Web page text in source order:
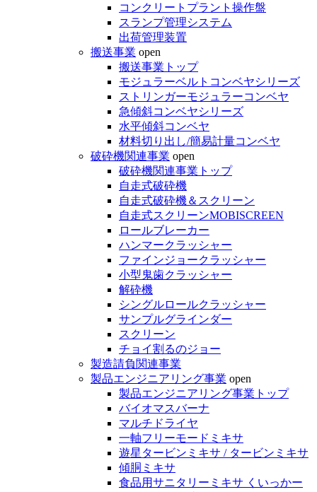
コンクリートプラント操作盤
スランプ管理システム
出荷管理装置
搬送事業 open
搬送事業トップ
モジュラーベルトコンベヤシリーズ
ストリンガーモジュラーコンベヤ
急傾斜コンベヤシリーズ
水平傾斜コンベヤ
材料切り出し/簡易計量コンベヤ
破砕機関連事業 open
破砕機関連事業トップ
自走式破砕機
自走式破砕機＆スクリーン
自走式スクリーンMOBISCREEN
ロールブレーカー
ハンマークラッシャー
ファインジョークラッシャー
小型鬼歯クラッシャー
解砕機
シングルロールクラッシャー
サンプルグラインダー
スクリーン
チョイ割るのジョー
製造請負関連事業
製品エンジニアリング事業 open
製品エンジニアリング事業トップ
バイオマスバーナ
マルチドライヤ
一軸フリーモードミキサ
遊星タービンミキサ / タービンミキサ
傾胴ミキサ
食品用サニタリーミキサ くいっかー